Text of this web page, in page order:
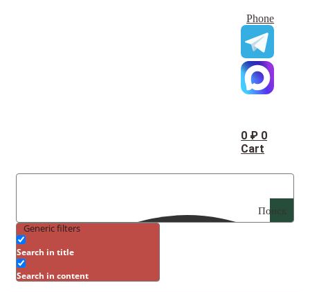
Phone
0 ₽ 0
Cart
Поиск
Generic filters
Search in title
Search in content